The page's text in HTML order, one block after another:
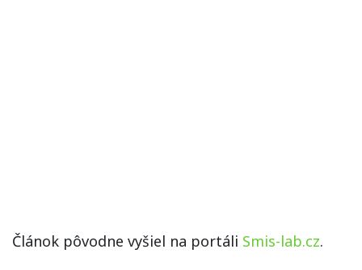
Článok pôvodne vyšiel na portáli Smis-lab.cz.